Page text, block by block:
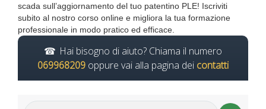
scada sull’aggiornamento del tuo patentino PLE! Iscriviti
subito al nostro corso online e migliora la tua formazione
professionale in modo pratico ed efficace.
Hai bisogno di aiuto? Chiama il numero
069968209 oppure vai alla pagina dei contatti